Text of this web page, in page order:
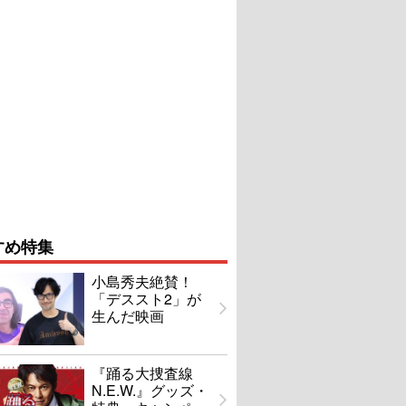
特集
小島秀夫絶賛！
「デススト2」が
生んだ映画
『踊る大捜査線
N.E.W.』グッズ・